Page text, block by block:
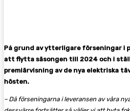
På grund av ytterligare förseningar i
att flytta säsongen till 2024 och i
premiärvisning av de nya elektriska
hösten.
– Då förseningarna i leveransen av våra